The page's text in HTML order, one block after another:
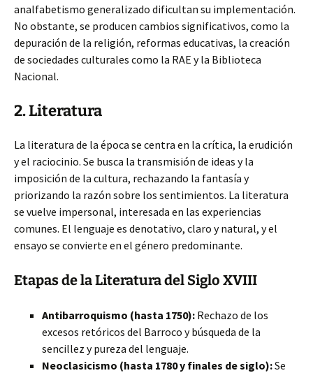
analfabetismo generalizado dificultan su implementación.
No obstante, se producen cambios significativos, como la
depuración de la religión, reformas educativas, la creación
de sociedades culturales como la RAE y la Biblioteca
Nacional.
2. Literatura
La literatura de la época se centra en la crítica, la erudición
y el raciocinio. Se busca la transmisión de ideas y la
imposición de la cultura, rechazando la fantasía y
priorizando la razón sobre los sentimientos. La literatura
se vuelve impersonal, interesada en las experiencias
comunes. El lenguaje es denotativo, claro y natural, y el
ensayo se convierte en el género predominante.
Etapas de la Literatura del Siglo XVIII
Antibarroquismo (hasta 1750): Rechazo de los
excesos retóricos del Barroco y búsqueda de la
sencillez y pureza del lenguaje.
Neoclasicismo (hasta 1780 y finales de siglo):Se